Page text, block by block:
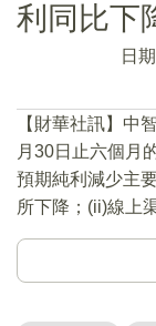
利同比下
日期
【財華社訊】中
月30日止六個月
預期純利減少主
所下降；(ii)線上